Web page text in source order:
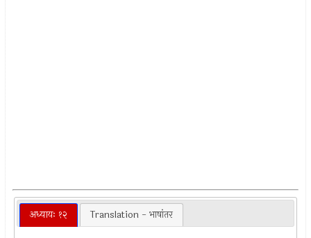
अध्यायः १२ Translation - भाषांतर